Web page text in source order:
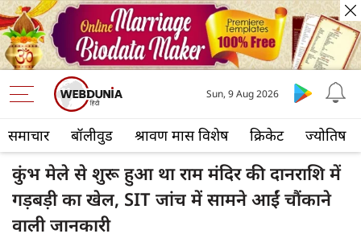
समाचार बॉलीवुड श्रावण मास विशेष क्रिकेट ज्योतिष
Sun, 9 Aug 2026
कुंभ मेले से शुरू हुआ था राम मंदिर की दानराशि में
गड़बड़ी का खेल, SIT जांच में सामने आईं चौंकाने
वाली जानकारी